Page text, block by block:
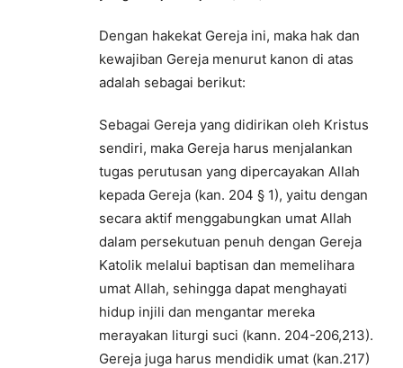
Dengan hakekat Gereja ini, maka hak dan
kewajiban Gereja menurut kanon di atas
adalah sebagai berikut:
Sebagai Gereja yang didirikan oleh Kristus
sendiri, maka Gereja harus menjalankan
tugas perutusan yang dipercayakan Allah
kepada Gereja (kan. 204 § 1), yaitu dengan
secara aktif menggabungkan umat Allah
dalam persekutuan penuh dengan Gereja
Katolik melalui baptisan dan memelihara
umat Allah, sehingga dapat menghayati
hidup injili dan mengantar mereka
merayakan liturgi suci (kann. 204-206,213).
Gereja juga harus mendidik umat (kan.217)